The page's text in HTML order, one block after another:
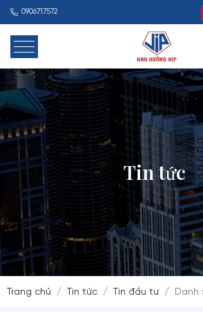
0906717572
Tin tức
Trang chủ Tin tức Tin đầu tư Danh